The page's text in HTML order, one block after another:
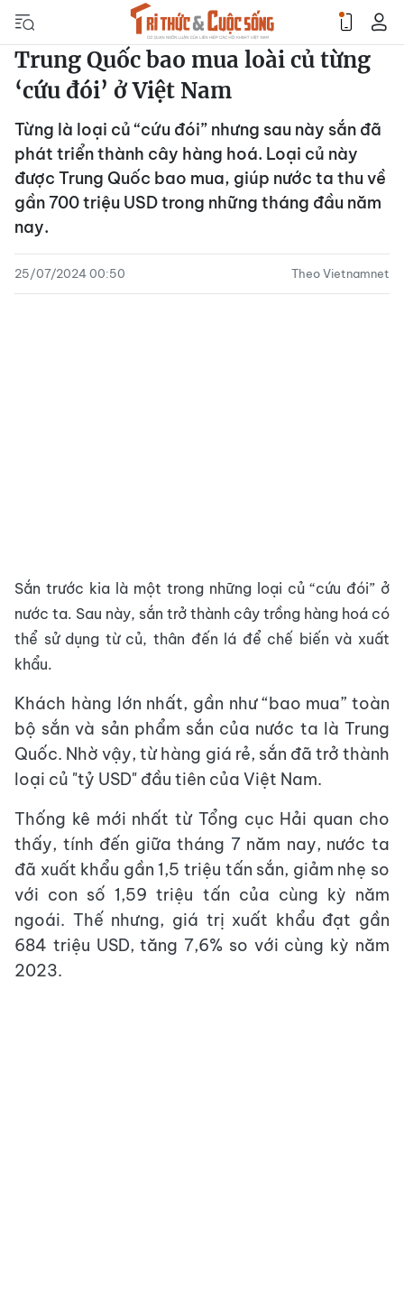
Trung Quốc bao mua loài củ từng
‘cứu đói’ ở Việt Nam
Từng là loại củ “cứu đói” nhưng sau này sắn đã
phát triển thành cây hàng hoá. Loại củ này
được Trung Quốc bao mua, giúp nước ta thu về
gần 700 triệu USD trong những tháng đầu năm
nay.
25/07/2024 00:50 Theo Vietnamnet
Sắn trước kia là một trong những loại củ “cứu đói” ở
nước ta. Sau này, sắn trở thành cây trồng hàng hoá có
thể sử dụng từ củ, thân đến lá để chế biến và xuất
khẩu.
Khách hàng lớn nhất, gần như “bao mua” toàn
bộ sắn và sản phẩm sắn của nước ta là Trung
Quốc. Nhờ vậy, từ hàng giá rẻ, sắn đã trở thành
loại củ "tỷ USD" đầu tiên của Việt Nam.
Thống kê mới nhất từ Tổng cục Hải quan cho
thấy, tính đến giữa tháng 7 năm nay, nước ta
đã xuất khẩu gần 1,5 triệu tấn sắn, giảm nhẹ so
với con số 1,59 triệu tấn của cùng kỳ năm
ngoái. Thế nhưng, giá trị xuất khẩu đạt gần
684 triệu USD, tăng 7,6% so với cùng kỳ năm
2023.